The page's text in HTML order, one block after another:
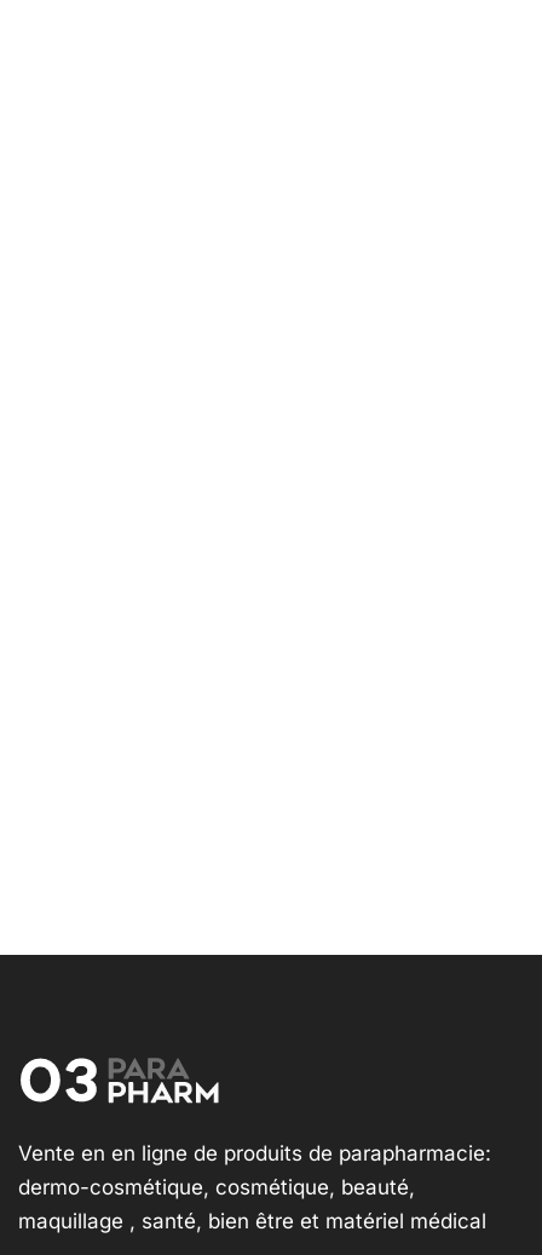
Vente en en ligne de produits de parapharmacie:
dermo-cosmétique, cosmétique, beauté,
maquillage , santé, bien être et matériel médical